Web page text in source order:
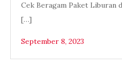
Cek Beragam Paket Liburan
[…]
September 8, 2023